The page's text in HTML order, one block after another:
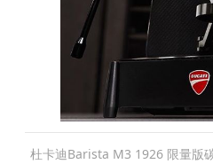
杜卡迪Barista M3 1926 限量版